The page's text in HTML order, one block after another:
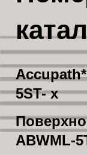
5ST- x
ABWML-